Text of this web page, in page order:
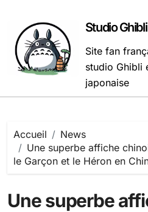
contenu
Studio
Site fan
studio Ghibli
japonaise
Accueil
News
Une superbe affiche
le Garçon et le Héron en
Une superbe